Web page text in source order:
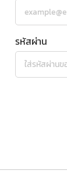
รหัสผ่าน